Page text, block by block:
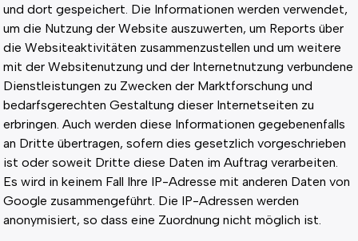
und dort gespeichert. Die Informationen werden verwendet,
um die Nutzung der Website auszuwerten, um Reports über
die Websiteaktivitäten zusammenzustellen und um weitere
mit der Websitenutzung und der Internetnutzung verbundene
Dienstleistungen zu Zwecken der Marktforschung und
bedarfsgerechten Gestaltung dieser Internetseiten zu
erbringen. Auch werden diese Informationen gegebenenfalls
an Dritte übertragen, sofern dies gesetzlich vorgeschrieben
ist oder soweit Dritte diese Daten im Auftrag verarbeiten.
Es wird in keinem Fall Ihre IP-Adresse mit anderen Daten von
Google zusammengeführt. Die IP-Adressen werden
anonymisiert, so dass eine Zuordnung nicht möglich ist.